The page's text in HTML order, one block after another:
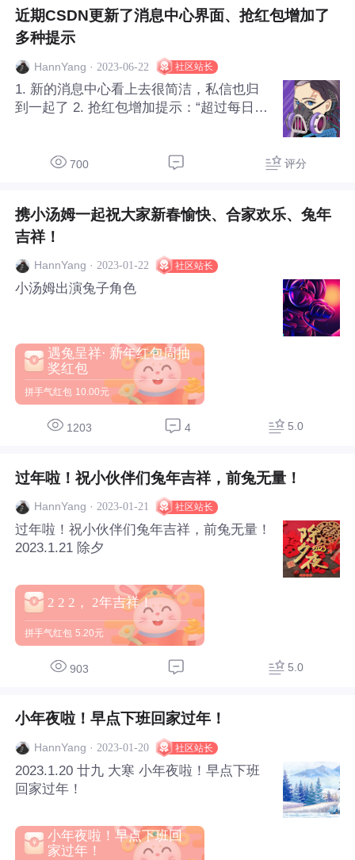
近期CSDN更新了消息中心界面、抢红包增加了
多种提示
HannYang · 2023-06-22 社区站长
1. 新的消息中心看上去很简洁，私信也归
到一起了 2. 抢红包增加提示：“超过每日领
浏览开抢，会不会有的非热门贴到100浏览
700 评分
携小汤姆一起祝大家新春愉快、合家欢乐、兔年
吉祥！
HannYang · 2023-01-22 社区站长
小汤姆出演兔子角色
遇兔呈祥· 新年红包周抽
奖红包
拼手气红包 10.00元
1203 4 5.0
过年啦！祝小伙伴们兔年吉祥，前兔无量！
HannYang · 2023-01-21 社区站长
过年啦！祝小伙伴们兔年吉祥，前兔无量！
2023.1.21 除夕
2 2 2， 2年吉祥！
拼手气红包 5.20元
903 5.0
小年夜啦！早点下班回家过年！
HannYang · 2023-01-20 社区站长
2023.1.20 廿九 大寒 小年夜啦！早点下班
回家过年！
小年夜啦！早点下班回
家过年！